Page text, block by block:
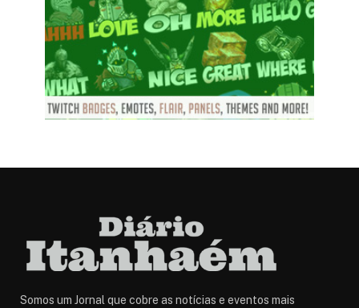
Somos um Jornal que cobre as notícias e eventos mais